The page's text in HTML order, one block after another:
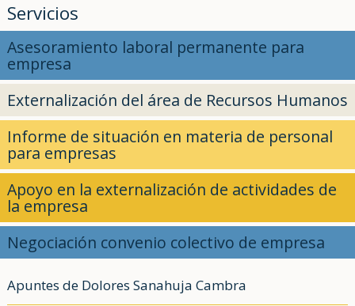
Servicios
Asesoramiento laboral permanente para
empresa
Externalización del área de Recursos Humanos
Informe de situación en materia de personal
para empresas
Apoyo en la externalización de actividades de
la empresa
Negociación convenio colectivo de empresa
Apuntes de Dolores Sanahuja Cambra